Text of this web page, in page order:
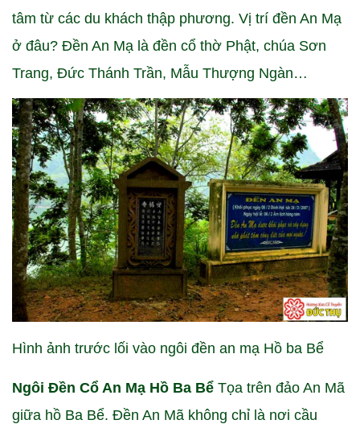
tâm từ các du khách thập phương. Vị trí đền An Mạ
ở đâu? Đền An Mạ là đền cổ thờ Phật, chúa Sơn
Trang, Đức Thánh Trần, Mẫu Thượng Ngàn…
Hình ảnh trước lối vào ngôi đền an mạ Hồ ba Bể
Ngôi Đền Cổ An Mạ Hồ Ba Bể Tọa trên đảo An Mã
giữa hồ Ba Bể. Đền An Mã không chỉ là nơi cầu